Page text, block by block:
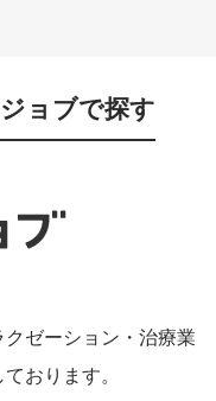
ョブで探す
ゼーション・治療業
おります。